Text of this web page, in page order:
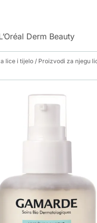
Derm Beauty
lice i tijelo / Proizvodi za njegu